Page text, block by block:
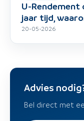
U-Rendement
jaar tijd,
20-05-2026
Advies
Bel direct met